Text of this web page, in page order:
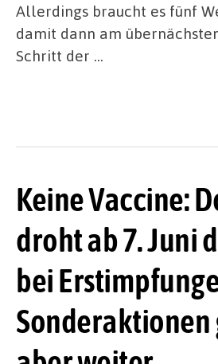
Allerdings braucht es fünf
damit dann am
Schritt der …
Keine Vaccine:
droht ab 7. Juni
bei
Sonderaktionen